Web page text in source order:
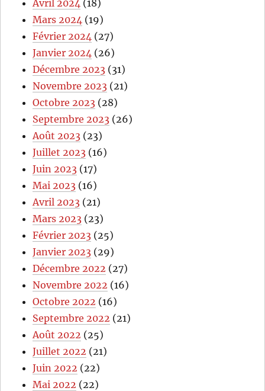
Avril 2024 (18)
Mars 2024 (19)
Février 2024 (27)
Janvier 2024 (26)
Décembre 2023 (31)
Novembre 2023 (21)
Octobre 2023 (28)
Septembre 2023 (26)
Août 2023 (23)
Juillet 2023 (16)
Juin 2023 (17)
Mai 2023 (16)
Avril 2023 (21)
Mars 2023 (23)
Février 2023 (25)
Janvier 2023 (29)
Décembre 2022 (27)
Novembre 2022 (16)
Octobre 2022 (16)
Septembre 2022 (21)
Août 2022 (25)
Juillet 2022 (21)
Juin 2022 (22)
Mai 2022 (22)